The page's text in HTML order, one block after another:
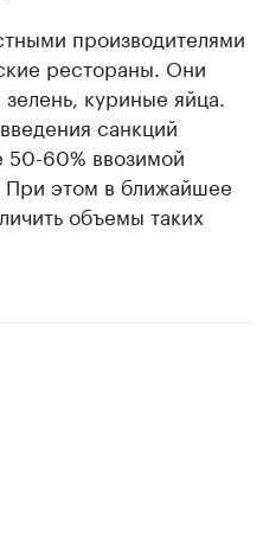
производителями
рестораны. Они
куриные яйца.
санкций
50-60% ввозимой
этом в ближайшее
объемы таких